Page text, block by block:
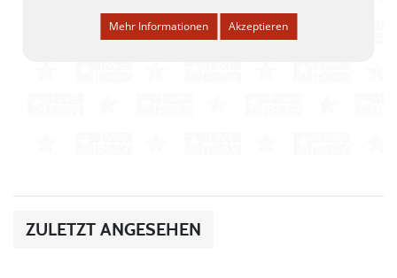
Mehr Informationen Akzeptieren
ZULETZT ANGESEHEN